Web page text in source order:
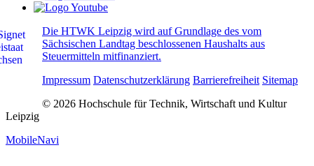
Die HTWK Leipzig wird auf Grundlage des vom
Sächsischen Landtag beschlossenen Haushalts aus
Steuermitteln mitfinanziert.
Impressum Datenschutzerklärung Barrierefreiheit Sitemap
© 2026 Hochschule für Technik, Wirtschaft und Kultur
Leipzig
MobileNavi